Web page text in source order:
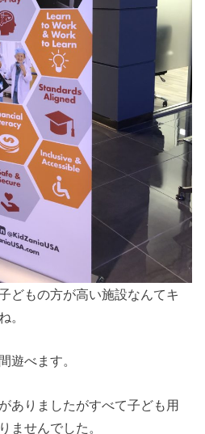
どもの方が高い施設なんてキ
。
遊べます。
ありましたがすべて子ども用
ませんでした。